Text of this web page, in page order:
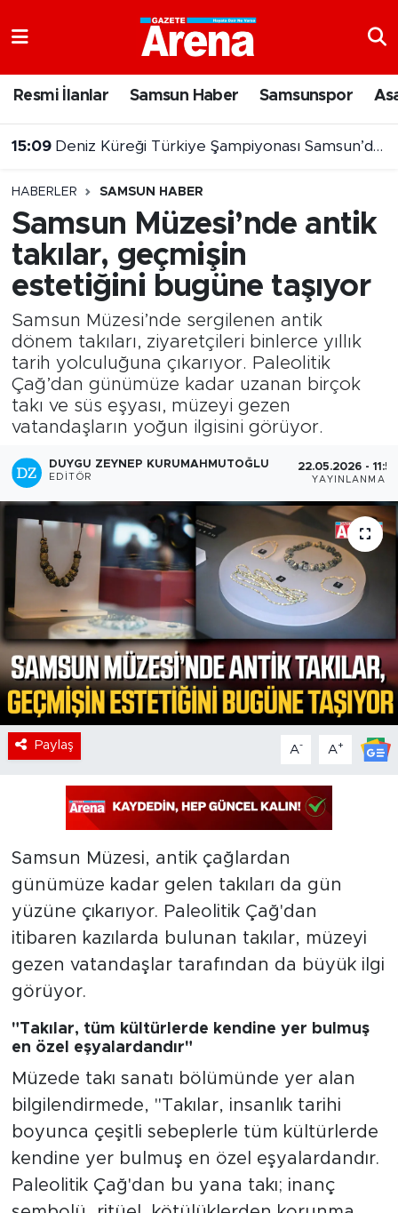
Resmi İlanlar Samsun Haber Samsunspor
15:09 Deniz Küreği Türkiye Şampiyonası Samsun’da başlıyor
HABERLER SAMSUN HABER
Samsun Müzesi’nde antik
takılar, geçmişin
estetiğini bugüne taşıyor
Samsun Müzesi’nde sergilenen antik
dönem takıları, ziyaretçileri binlerce yıllık
tarih yolculuğuna çıkarıyor. Paleolitik
Çağ’dan günümüze kadar uzanan birçok
takı ve süs eşyası, müzeyi gezen
vatandaşların yoğun ilgisini görüyor.
DUYGU ZEYNEP KURUMAHMUTOĞLU
EDITÖR
22.05.2026 -
YAYINLANMA
Paylaş A- A+
Samsun Müzesi, antik çağlardan
günümüze kadar gelen takıları da gün
yüzüne çıkarıyor. Paleolitik Çağ'dan
itibaren kazılarda bulunan takılar, müzeyi
gezen vatandaşlar tarafından da büyük ilgi
görüyor.
"Takılar, tüm kültürlerde kendine yer bulmuş
en özel eşyalardandır"
Müzede takı sanatı bölümünde yer alan
bilgilendirmede, "Takılar, insanlık tarihi
boyunca çeşitli sebeplerle tüm kültürlerde
kendine yer bulmuş en özel eşyalardandır.
Paleolitik Çağ'dan bu yana takı; inanç
Samsun Namaz Vakitleri
Süper Lig Puan Durumu ve Fikstür
Tüm Manşetler
Son Dakika Haberleri
Haber Arşivi